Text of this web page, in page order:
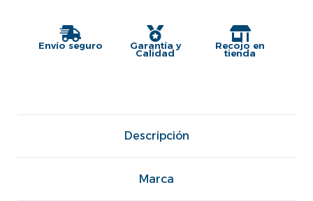
Envío seguro Garantía y
Calidad
Recojo en
tienda
Descripción
Marca